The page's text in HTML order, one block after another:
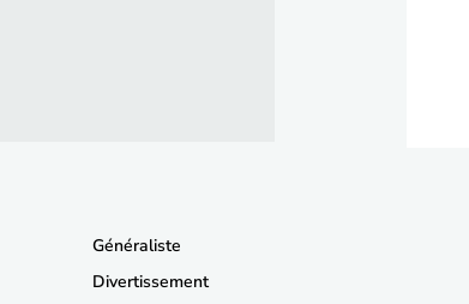
Généraliste
Divertissement